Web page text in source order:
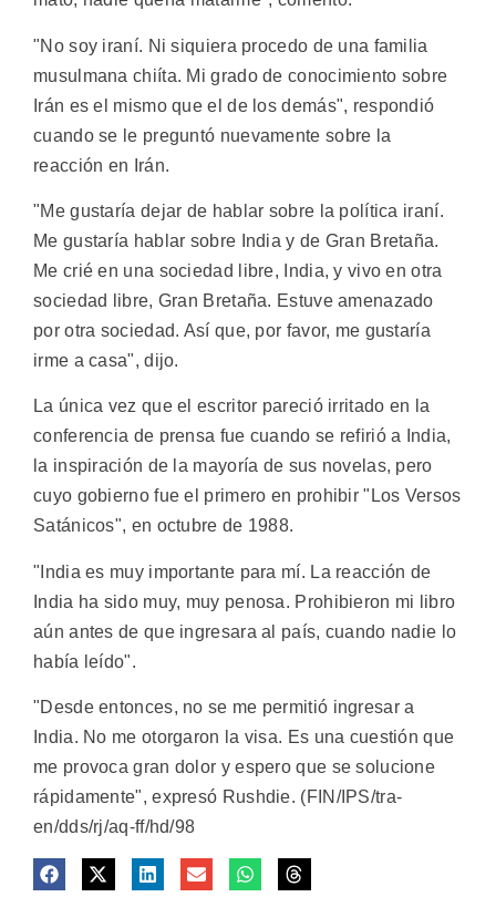
"No soy iraní. Ni siquiera procedo de una familia
musulmana chiíta. Mi grado de conocimiento sobre
Irán es el mismo que el de los demás", respondió
cuando se le preguntó nuevamente sobre la
reacción en Irán.
"Me gustaría dejar de hablar sobre la política iraní.
Me gustaría hablar sobre India y de Gran Bretaña.
Me crié en una sociedad libre, India, y vivo en otra
sociedad libre, Gran Bretaña. Estuve amenazado
por otra sociedad. Así que, por favor, me gustaría
irme a casa", dijo.
La única vez que el escritor pareció irritado en la
conferencia de prensa fue cuando se refirió a India,
la inspiración de la mayoría de sus novelas, pero
cuyo gobierno fue el primero en prohibir "Los Versos
Satánicos", en octubre de 1988.
"India es muy importante para mí. La reacción de
India ha sido muy, muy penosa. Prohibieron mi libro
aún antes de que ingresara al país, cuando nadie lo
había leído".
"Desde entonces, no se me permitió ingresar a
India. No me otorgaron la visa. Es una cuestión que
me provoca gran dolor y espero que se solucione
rápidamente", expresó Rushdie. (FIN/IPS/tra-
en/dds/rj/aq-ff/hd/98